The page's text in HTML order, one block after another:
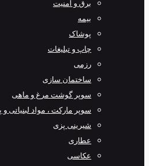
برق و امنیت
بیمه
پوشاک
چاپ و تبلیغات
رزمی
ساختمان سازی
سوپر گوشت مرغ و ماهی
سوپر مارکت ، مواد لبنیاتی و
شیرینی پزی
عطاری
عکاسی